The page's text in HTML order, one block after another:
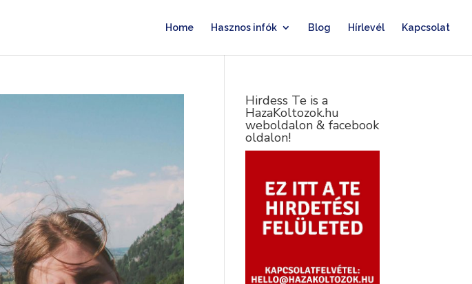
Home Hasznos infók Blog Hírlevél Kapcsolat
Hirdess Te is a
HazaKoltozok.hu
weboldalon & facebook
oldalon!